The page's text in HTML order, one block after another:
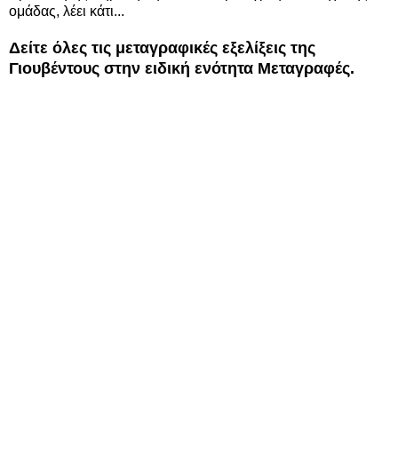
ομάδας, λέει κάτι...
Δείτε όλες τις μεταγραφικές εξελίξεις της
Γιουβέντους στην ειδική ενότητα Μεταγραφές.